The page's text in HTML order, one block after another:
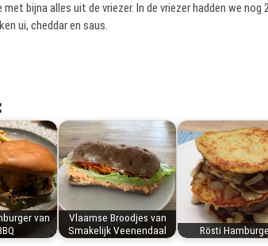
bijna alles uit de vriezer. In de vriezer hadden we
ui, cheddar en saus.
van
Vlaamse Broodjes van
Smakelijk Veenendaal
Rösti